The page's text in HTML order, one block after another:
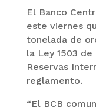
El Banco
este viernes
tonelada de
la Ley 1503
Reservas
reglamento.
“El BCB